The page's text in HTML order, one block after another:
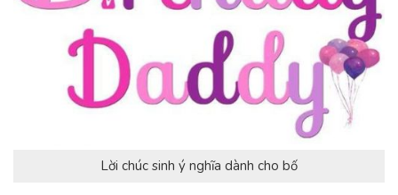
Lời chúc sinh ý nghĩa dành cho bố